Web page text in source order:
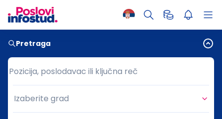
Pretraga
Pozicija, poslodavac ili ključna reč
Pozicija, poslodavac ili ključna reč
Grad
Izaberite grad